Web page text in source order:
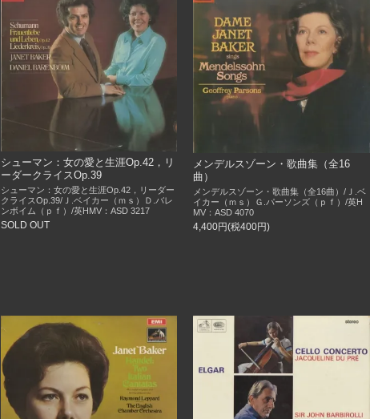
シューマン：女の愛と生涯Op.42，リ
ーダークライスOp.39
シューマン：女の愛と生涯Op.42，リーダー
クライスOp.39/Ｊ.ベイカー（ｍｓ）Ｄ.バレ
ンボイム（ｐｆ）/英HMV：ASD 3217
SOLD OUT
メンデルスゾーン・歌曲集（全16
曲）
メンデルスゾーン・歌曲集（全16曲）/Ｊ.ベ
イカー（ｍｓ）Ｇ.パーソンズ（ｐｆ）/英H
MV：ASD 4070
4,400円(税400円)